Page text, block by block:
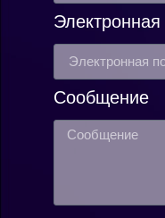
Электронная
Сообщение